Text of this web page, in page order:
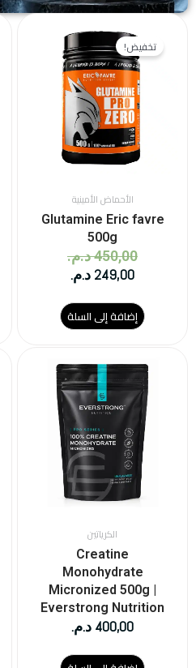
تخفيض!
الأحماض الأمينية
Glutamine Eric favre
500g
450,00د.م.
الأصلي
هو:
450,00 د.م..
249,00 د.م.
الحالي
هو:
249,00 د.م..
إضافة إلى السلة
الكرياتين
Creatine
Monohydrate
Micronized 500g |
Everstrong Nutrition
400,00 د.م.